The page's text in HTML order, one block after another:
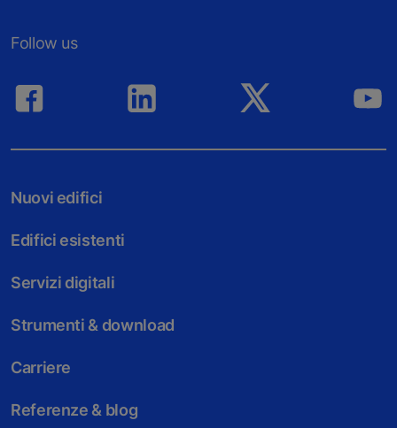
Follow us
Nuovi edifici
Edifici esistenti
Servizi digitali
Strumenti & download
Carriere
Referenze & blog